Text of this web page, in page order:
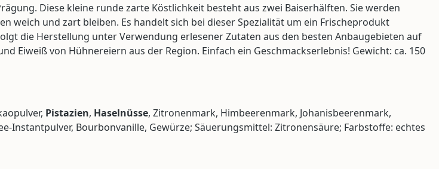
Diese kleine runde zarte Köstlichkeit besteht aus zwei Baiserhälften. Sie werden
weich und zart bleiben. Es handelt sich bei dieser Spezialität um ein Frischeprodukt
die Herstellung unter Verwendung erlesener Zutaten aus den besten Anbaugebieten auf
Eiweiß von Hühnereiern aus der Region. Einfach ein Geschmackserlebnis! Gewicht: ca. 150
Pistazien, Haselnüsse, Zitronenmark, Himbeerenmark, Johanisbeerenmark,
Instantpulver, Bourbonvanille, Gewürze; Säuerungsmittel: Zitronensäure; Farbstoffe: echtes